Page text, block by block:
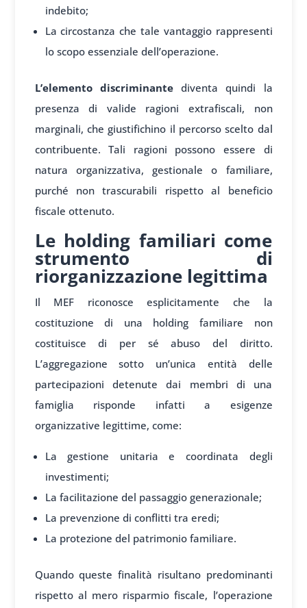
indebito;
La circostanza che tale vantaggio rappresenti
lo scopo essenziale dell’operazione.
L’elemento discriminantediventa quindi la
presenza di valide ragioni extrafiscali, non
marginali, che giustifichino il percorso scelto dal
contribuente. Tali ragioni possono essere di
natura organizzativa, gestionale o familiare,
purché non trascurabili rispetto al beneficio
fiscale ottenuto.
Le holding familiari come
strumento di
riorganizzazione legittima
Il MEF riconosce esplicitamente che la
costituzione di una holding familiare non
costituisce di per sé abuso del diritto.
L’aggregazione sotto un’unica entità delle
partecipazioni detenute dai membri di una
famiglia risponde infatti a esigenze
organizzative legittime, come:
La gestione unitaria e coordinata degli
investimenti;
La facilitazione del passaggio generazionale;
La prevenzione di conflitti tra eredi;
La protezione del patrimonio familiare.
Quando queste finalità risultano predominanti
rispetto al mero risparmio fiscale, l’operazione